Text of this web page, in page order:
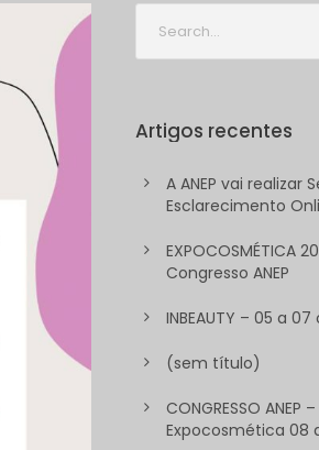
Artigos recentes
A ANEP vai realizar
Esclarecimento
EXPOCOSMÉTICA
Congresso ANEP
INBEAUTY – 05 a
(sem título)
CONGRESSO ANEP –
Expocosmética 08